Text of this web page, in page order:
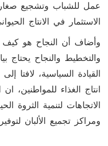
عمل للشباب وتشجيع صغار
الاستثمار في الانتاج
وأضاف أن النجاح هو
والتخطيط والنجاح يحتاج
القيادة السياسية، لافتا
انتاج الغذاء للمواطنين،
الاتجاهات لتنمية الثروة
ومراكز تجميع الألبان